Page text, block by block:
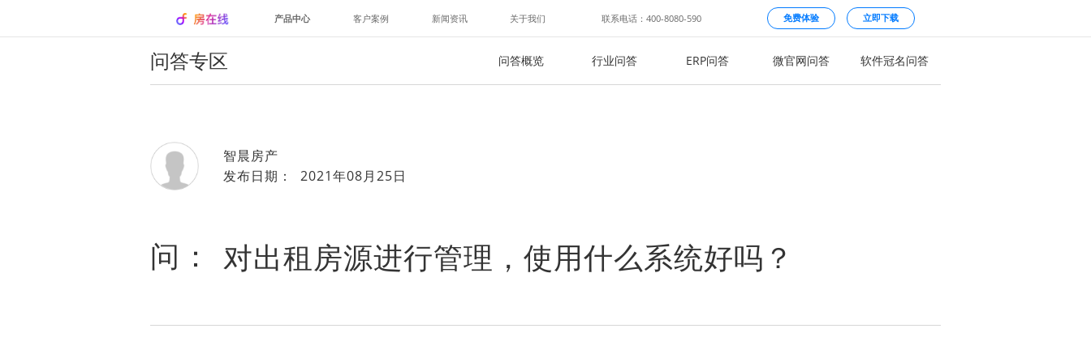
产品中心 客户案例 新闻资讯 关于我们 联系电话：400-8080-590 免费体验 立即下载
问答专区 问答概览 行业问答 ERP问答 微官网问答 软件冠名问答
智晨房产
发布日期： 2021年08月25日
问： 对出租房源进行管理，使用什么系统好吗？